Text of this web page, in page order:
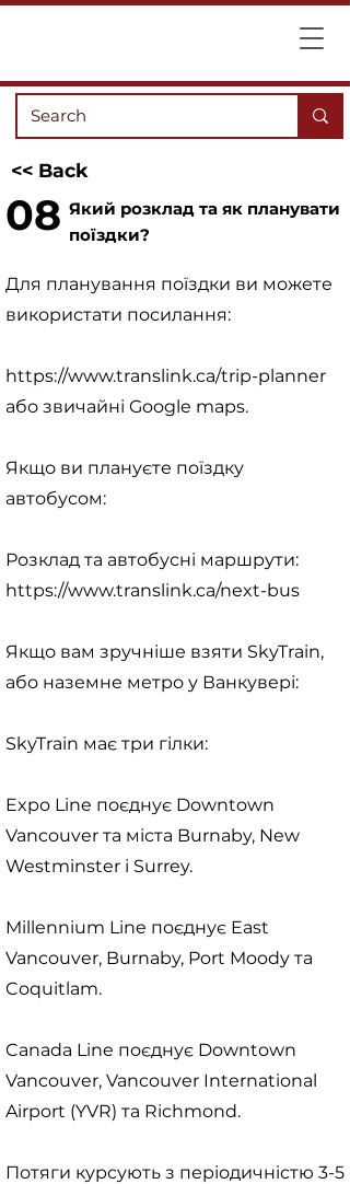
<< Back
08 Який розклад та як планувати
поїздки?
Для планування поїздки ви можете
використати посилання:
https://www.translink.ca/trip-planner
або звичайні Google maps.
Якщо ви плануєте поїздку
автобусом:
Розклад та автобусні маршрути:
https://www.translink.ca/next-bus
Якщо вам зручніше взяти SkyTrain,
або наземне метро у Ванкувері:
SkyTrain має три гілки:
Expo Line поєднує Downtown
Vancouver та міста Burnaby, New
Westminster і Surrey.
Millennium Line поєднує East
Vancouver, Burnaby, Port Moody та
Coquitlam.
Canada Line поєднує Downtown
Vancouver, Vancouver International
Airport (YVR) та Richmond.
Потяги курсують з періодичністю 3-5